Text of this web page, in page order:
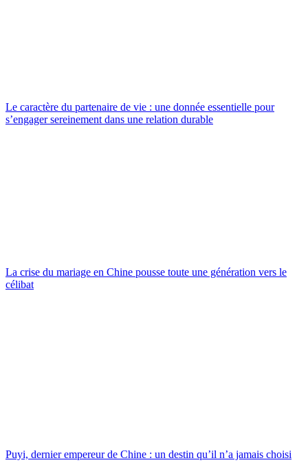
Le caractère du partenaire de vie : une donnée essentielle pour
s’engager sereinement dans une relation durable
La crise du mariage en Chine pousse toute une génération vers le
célibat
Puyi, dernier empereur de Chine : un destin qu’il n’a jamais choisi